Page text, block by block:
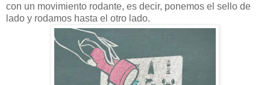
con un movimiento rodante, es decir, ponemos el sello de
lado y rodamos hasta el otro lado.